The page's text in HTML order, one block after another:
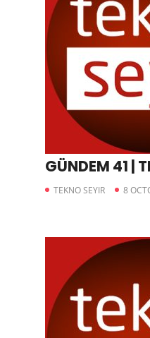
GÜNDEM 41 |
TEKNO SEYIR 8